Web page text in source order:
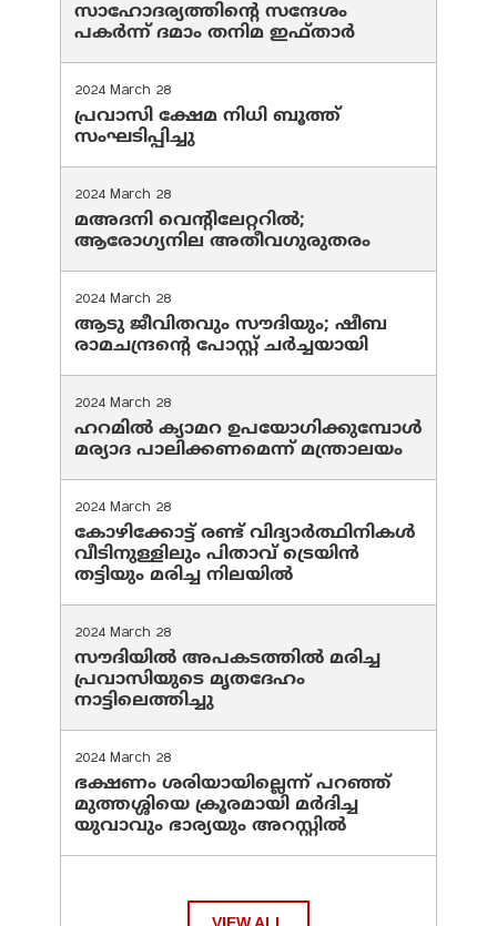
സാഹോദര്യത്തിന്റെ സന്ദേശം
പകർന്ന് ദമാം തനിമ ഇഫ്‌താർ
2024 March 28
പ്രവാസി ക്ഷേമ നിധി ബൂത്ത്
സംഘടിപ്പിച്ചു
2024 March 28
മഅദനി വെന്റിലേറ്ററിൽ;
ആരോഗ്യനില അതീവഗുരുതരം
2024 March 28
ആടു ജീവിതവും സൗദിയും; ഷീബ
രാമചന്ദ്രന്റെ പോസ്റ്റ് ചര്‍ച്ചയായി
2024 March 28
ഹറമില്‍ ക്യാമറ ഉപയോഗിക്കുമ്പോള്‍
മര്യാദ പാലിക്കണമെന്ന് മന്ത്രാലയം
2024 March 28
കോഴിക്കോട്ട് രണ്ട് വിദ്യാർത്ഥിനികൾ
വീടിനുള്ളിലും പിതാവ് ട്രെയിൻ
തട്ടിയും മരിച്ച നിലയിൽ
2024 March 28
സൗദിയില്‍ അപകടത്തില്‍ മരിച്ച
പ്രവാസിയുടെ മൃതദേഹം
നാട്ടിലെത്തിച്ചു
2024 March 28
ഭക്ഷണം ശരിയായില്ലെന്ന് പറഞ്ഞ്
മുത്തശ്ശിയെ ക്രൂരമായി മര്‍ദിച്ച
യുവാവും ഭാര്യയും അറസ്റ്റില്‍